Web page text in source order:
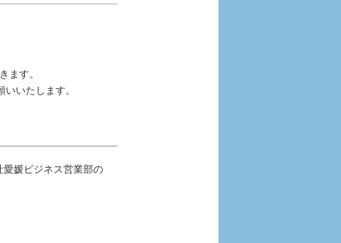
ます。
いたします。
媛ビジネス営業部の